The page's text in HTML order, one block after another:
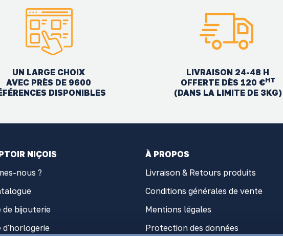
UN LARGE CHOIX
AVEC PRÈS DE 9600
DISPONIBLES
LIVRAISON 24-48 H
OFFERTE DÈS 120 €HT
(DANS LA LIMITE DE 3KG)
NIÇOIS
nous ?
de bijouterie
d'horlogerie
À PROPOS
Livraison & Retours produits
Conditions générales de vente
Mentions légales
Protection des données